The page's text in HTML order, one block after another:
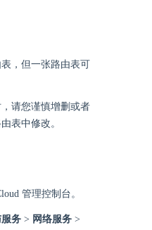
，但一张路由表可
请您谨慎增删或者
表中修改。
管理控制台。
务 > 网络服务 >